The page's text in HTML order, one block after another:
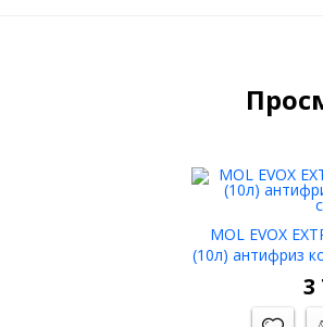
MOL EVOX
(10л) антифриз
3